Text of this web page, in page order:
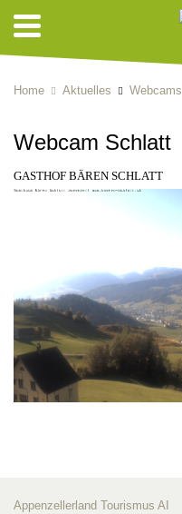
Home Aktuelles Webcams
Webcam Schlatt
GASTHOF BÄREN SCHLATT
Appenzellerland Tourismus AI